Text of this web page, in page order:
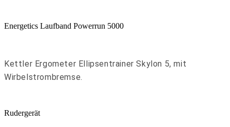
Energetics Laufband Powerrun 5000
Kettler Ergometer Ellipsentrainer Skylon 5, mit
Wirbelstrombremse.
Rudergerät